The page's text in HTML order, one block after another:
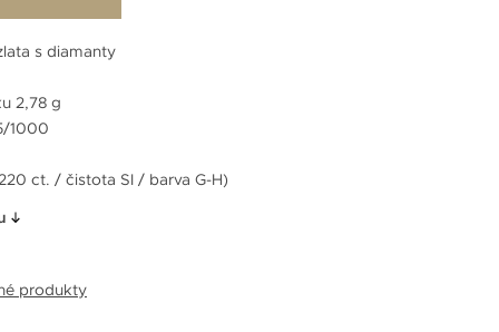
s diamanty
2,78 g
1000
ct. / čistota SI / barva G-H)
produkty